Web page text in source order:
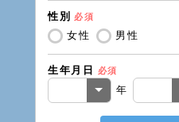
性別 必須
女性 男性
生年月日 必須
年